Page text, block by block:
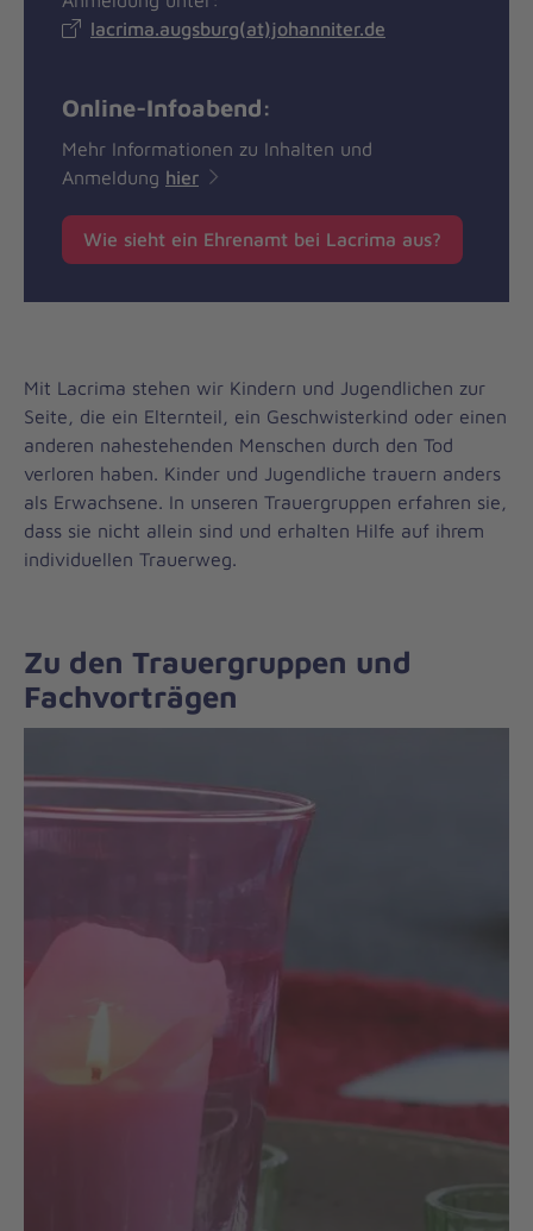
lacrima.augsburg(at)johanniter.de
Online-Infoabend:
Mehr Informationen zu Inhalten und
Anmeldung hier
Wie sieht ein Ehrenamt bei Lacrima aus?
Mit Lacrima stehen wir Kindern und Jugendlichen zur
Seite, die ein Elternteil, ein Geschwisterkind oder einen
anderen nahestehenden Menschen durch den Tod
verloren haben. Kinder und Jugendliche trauern anders
als Erwachsene. In unseren Trauergruppen erfahren sie,
dass sie nicht allein sind und erhalten Hilfe auf ihrem
individuellen Trauerweg.
Zu den Trauergruppen und
Fachvorträgen